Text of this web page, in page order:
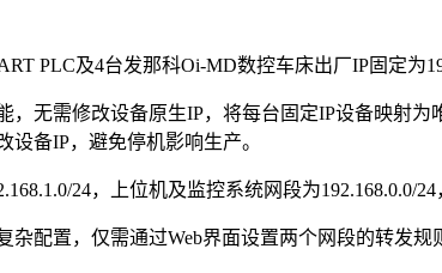
PLC及4台发那科Oi-MD数控车床出厂IP固定为
无需修改设备原生IP，将每台固定IP设备映射为
备IP，避免停机影响生产。
24，上位机及监控系统网段为192.168.0.0/
配置，仅需通过Web界面设置两个网段的转发规